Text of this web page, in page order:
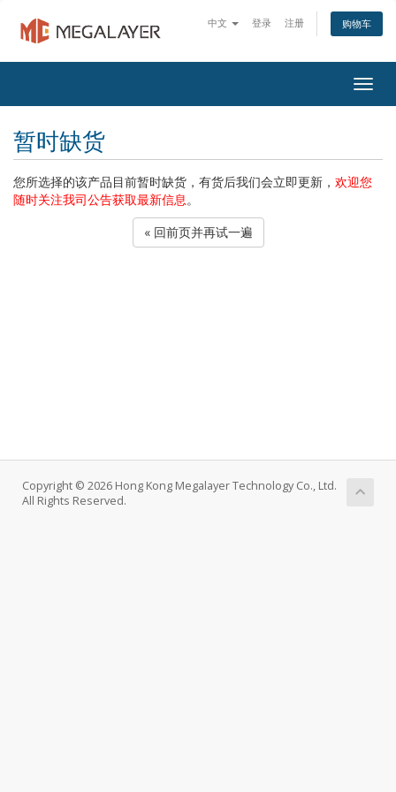
中文 登录 注册 购物车
暂时缺货
您所选择的该产品目前暂时缺货，有货后我们会立即更新， 欢迎您
随时关注我司公告获取最新信息。
« 回前页并再试一遍
Copyright © 2026 Hong Kong Megalayer Technology Co., Ltd.
All Rights Reserved.